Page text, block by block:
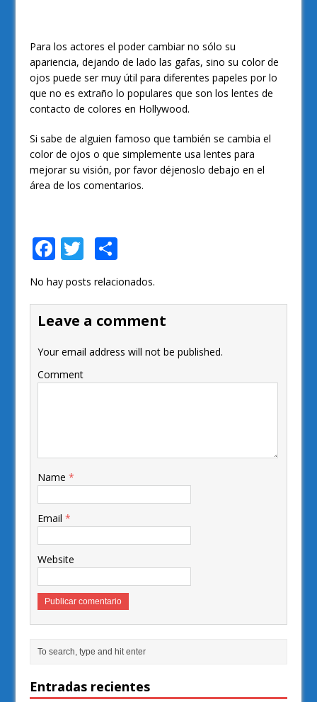
Para los actores el poder cambiar no sólo su
apariencia, dejando de lado las gafas, sino su color de
ojos puede ser muy útil para diferentes papeles por lo
que no es extraño lo populares que son los lentes de
contacto de colores en Hollywood.
Si sabe de alguien famoso que también se cambia el
color de ojos o que simplemente usa lentes para
mejorar su visión, por favor déjenoslo debajo en el
área de los comentarios.
F
e
b
o
k
T
w
itt
er
ar
e
No hay posts relacionados.
Leave a comment
Your email address will not be published.
Comment
Name*
Email*
Website
Entradas recientes